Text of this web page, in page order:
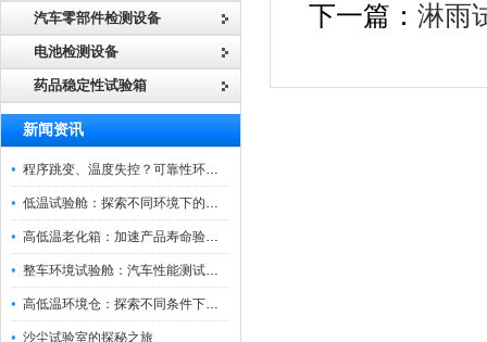
汽车零部件检测设备
电池检测设备
药品稳定性试验箱
新闻资讯
程序跳变、温度失控？可靠性环境试验箱控制系统故障处理
低温试验舱：探索不同环境下的科技边界
高低温老化箱：加速产品寿命验证的可靠伙伴
整车环境试验舱：汽车性能测试的设备
高低温环境仓：探索不同条件下的科学奥秘
沙尘试验室的探秘之旅
下一篇： 淋雨